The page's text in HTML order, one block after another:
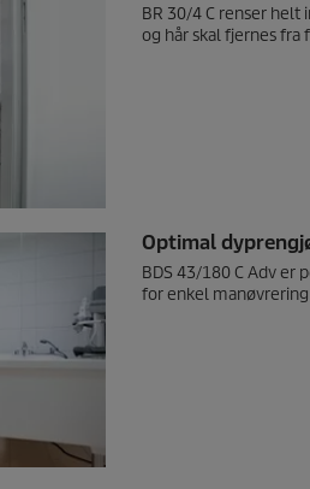
BR 30/4 C renser
og hår skal fjernes
Optimal
BDS 43/180 C Adv
for enkel